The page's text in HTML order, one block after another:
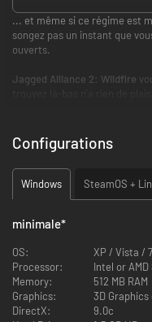
... et même si ce régime est
songez pas un instant que
ouverts.
Jagged Alliance 2: Wildfire
population, et les principales
La subversion et la fraude
niveaux et la mafia
Jagged Alliance 2 Awards:
Gameplay
Vous travaillez sous
États-Unis et votre objectif
vous faudra monter la bonne
négociation d'un diplomate
vos côtés. Mais surtout, vous
Configurations
Windows SteamOS +
minimale*
OS:
XP / Vista /
Processor:
Intel or
Memory:
512 MB RAM
Graphics:
3D
DirectX:
9.0c